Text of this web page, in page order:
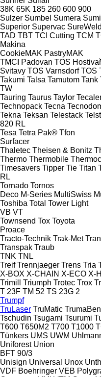
38K 65K 185 260 600 900
Sulzer Sumbel Sumera
Superior Supervac SureWeld
TAD TBT TCI Cutting TCM
Makina
CookieMAK PastryMAK
TMCI Padovan TOS Hostivař
Svitavy TOS Varnsdorf TOS
Takumi Talsa Tamutom Tank
TW
Tauring Taurus Taylor
Technopack Tecna
Tekna Teksan Telestack
820 RL
Tesa Tetra Pak® Tfon
Surfacer
Thaletec Theisen & Bonitz
Thermo Thermobile
Timesavers Tipper Tie Titan
RL
Tornado Tornos
Deco M-Series MultiSwiss
Toshiba Total Tower Light
VB VT
Townsend Tox Toyota
Proace
Tracto-Technik Trak-Met
Transpak Traub
TNK TNL
Treif Trennjaeger Trens Tria
X-BOX X-CHAIN X-ECO X-
Trimill
Triumph Trotec Trox
T 23F TM 52 TS 23G 2
Trumpf
TruLaser TruMatic
Tschudin Tsugami Tsurumi
T600 T650M2 T700 T1000
Tünkers UMS UWM
Uniforest Union
BFT 90/3
Unisign Universal Unox
VDF Boehringer VEB